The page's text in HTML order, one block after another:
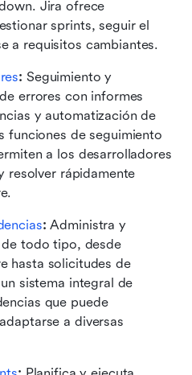
Jira ofrece
sprints, seguir el
a requisitos cambiantes.
: Seguimiento y
errores con informes
y automatización de
funciones de seguimiento
a los desarrolladores
resolver rápidamente
: Administra y
de todo tipo, desde
hasta solicitudes de
sistema integral de
que puede
a diversas